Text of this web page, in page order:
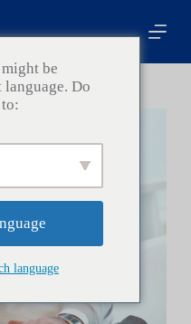
be
Do
language